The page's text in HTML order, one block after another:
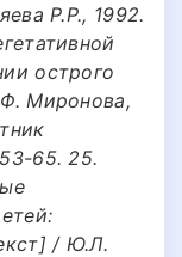
Р.Р., 1992.
острого
Миронова,
65. 25.
/ Ю.Л.